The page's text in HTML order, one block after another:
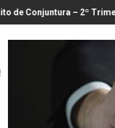
82º Trimestre 2026